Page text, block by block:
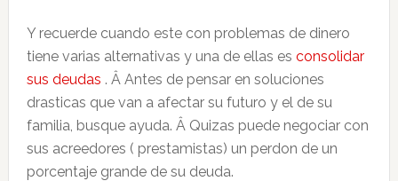
Y recuerde cuando este con problemas de dinero
tiene varias alternativas y una de ellas es consolidar
sus deudas . Â Antes de pensar en soluciones
drasticas que van a afectar su futuro y el de su
familia, busque ayuda. Â Quizas puede negociar con
sus acreedores ( prestamistas) un perdon de un
porcentaje grande de su deuda.